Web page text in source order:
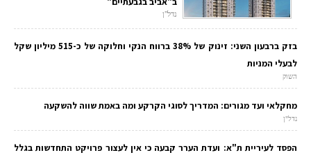
נדל"ן
בזק ברבעון השני: זינוק של 38% ברווח הנקי וחלוקה של כ-515 מיליון שקל
לבעלי המניות
השוק
מחקלאי ועד מגורים: המדריך לסוגי הקרקע ומה באמת שווה להשקעה
נדל"ן
הפסד לעיריית ת"א: ועדת הערר קבעה כי אין לעצור פרויקט התחדשות בגלל